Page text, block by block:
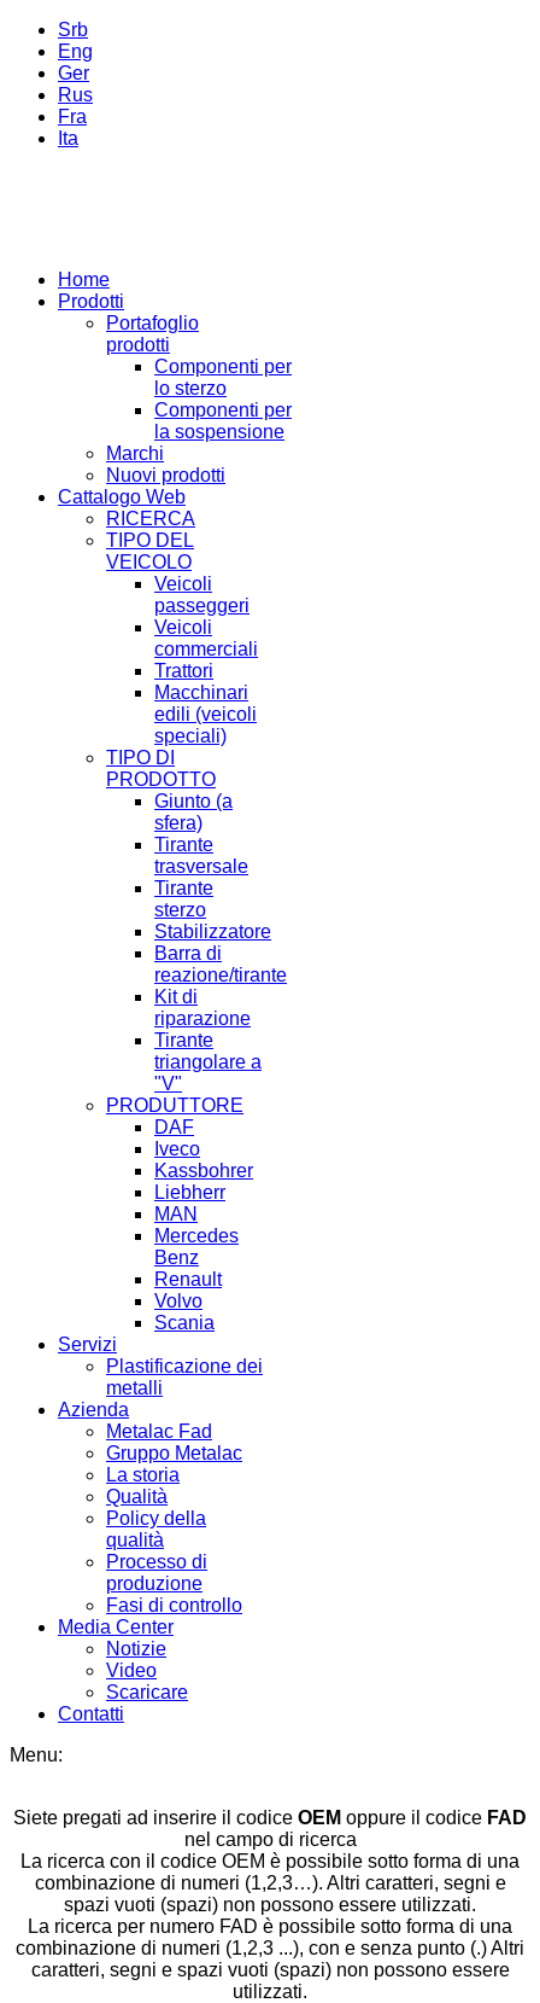
Srb
Eng
Ger
Rus
Fra
Ita
Home
Prodotti
Portafoglio
prodotti
Componenti per
lo sterzo
Componenti per
la sospensione
Marchi
Nuovi prodotti
Cattalogo Web
RICERCA
TIPO DEL
VEICOLO
Veicoli
passeggeri
Veicoli
commerciali
Trattori
Macchinari
edili (veicoli
speciali)
TIPO DI
PRODOTTO
Giunto (a
sfera)
Tirante
trasversale
Tirante
sterzo
Stabilizzatore
Barra di
reazione/tirante
Kit di
riparazione
Tirante
triangolare a
"V"
PRODUTTORE
DAF
Iveco
Kassbohrer
Liebherr
MAN
Mercedes
Benz
Renault
Volvo
Scania
Servizi
Plastificazione dei
metalli
Azienda
Metalac Fad
Gruppo Metalac
La storia
Qualità
Policy della
qualità
Processo di
produzione
Fasi di controllo
Media Center
Notizie
Video
Scaricare
Contatti
Menu:
Siete pregati ad inserire il codice OEM oppure il codice FAD
nel campo di ricerca
La ricerca con il codice OEM è possibile sotto forma di una
combinazione di numeri (1,2,3…). Altri caratteri, segni e
spazi vuoti (spazi) non possono essere utilizzati.
La ricerca per numero FAD è possibile sotto forma di una
combinazione di numeri (1,2,3 ...), con e senza punto (.) Altri
caratteri, segni e spazi vuoti (spazi) non possono essere
utilizzati.